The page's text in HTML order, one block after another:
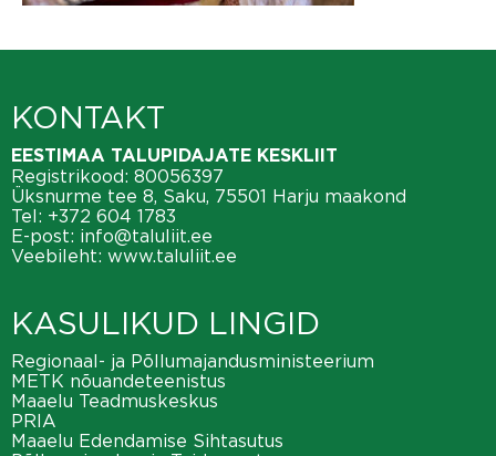
KONTAKT
EESTIMAA TALUPIDAJATE KESKLIIT
Registrikood: 80056397
Üksnurme tee 8, Saku, 75501 Harju maakond
Tel: +372 604 1783
E-post: info@taluliit.ee
Veebileht: www.taluliit.ee
KASULIKUD LINGID
Regionaal- ja Põllumajandusministeerium
METK nõuandeteenistus
Maaelu Teadmuskeskus
PRIA
Maaelu Edendamise Sihtasutus